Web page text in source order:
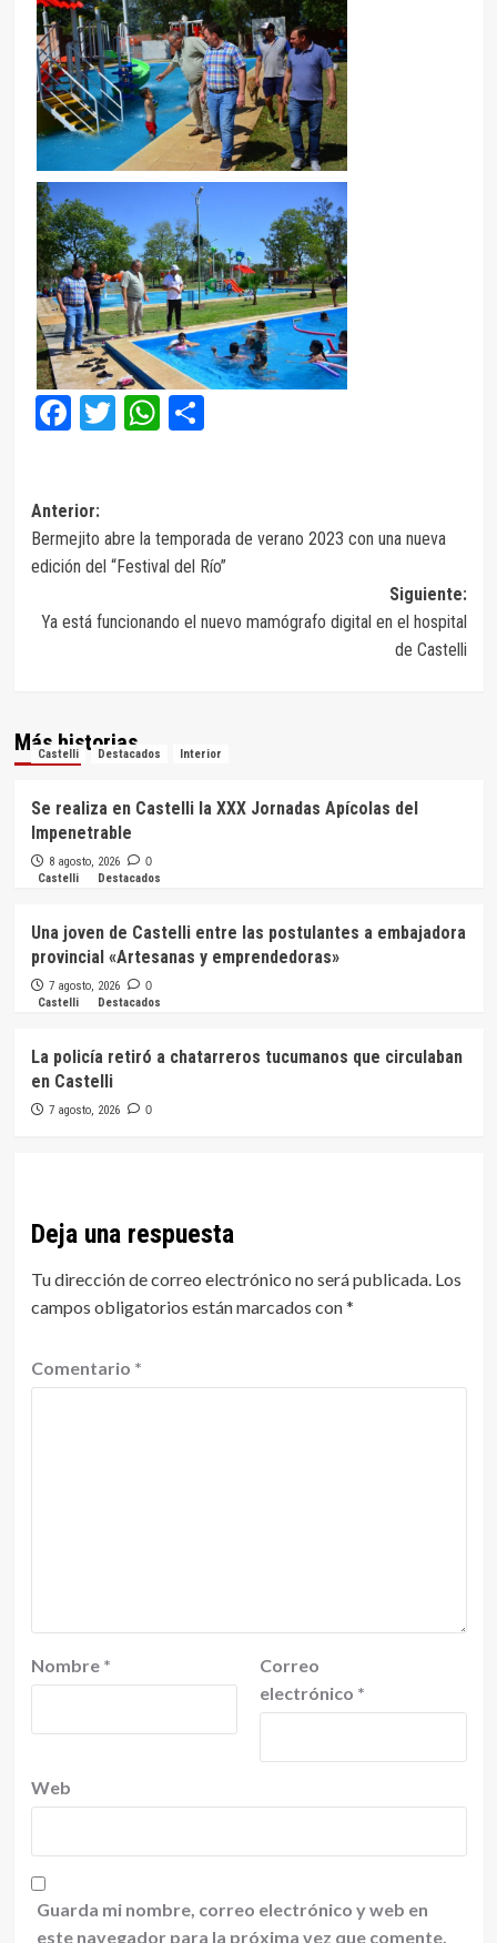
Facebook
Twitter
WhatsApp
Compartir
Navegación
de
Anterior:
Bermejito abre la temporada de verano 2023 con una nueva
edición del “Festival del Río”
Siguiente:
Ya está funcionando el nuevo mamógrafo digital en el hospital
de Castelli
Más historias
Castelli Destacados Interior
Se realiza en Castelli la XXX Jornadas Apícolas del
Impenetrable
8 agosto, 2026 0
Castelli Destacados
Una joven de Castelli entre las postulantes a embajadora
provincial «Artesanas y emprendedoras»
7 agosto, 2026 0
Castelli Destacados
La policía retiró a chatarreros tucumanos que circulaban
en Castelli
7 agosto, 2026 0
Deja una respuesta
Tu dirección de correo electrónico no será publicada. Los
campos obligatorios están marcados con*
Comentario *
Nombre *
Correo
electrónico *
Web
Guarda mi nombre, correo electrónico y web en
este navegador para la próxima vez que comente.